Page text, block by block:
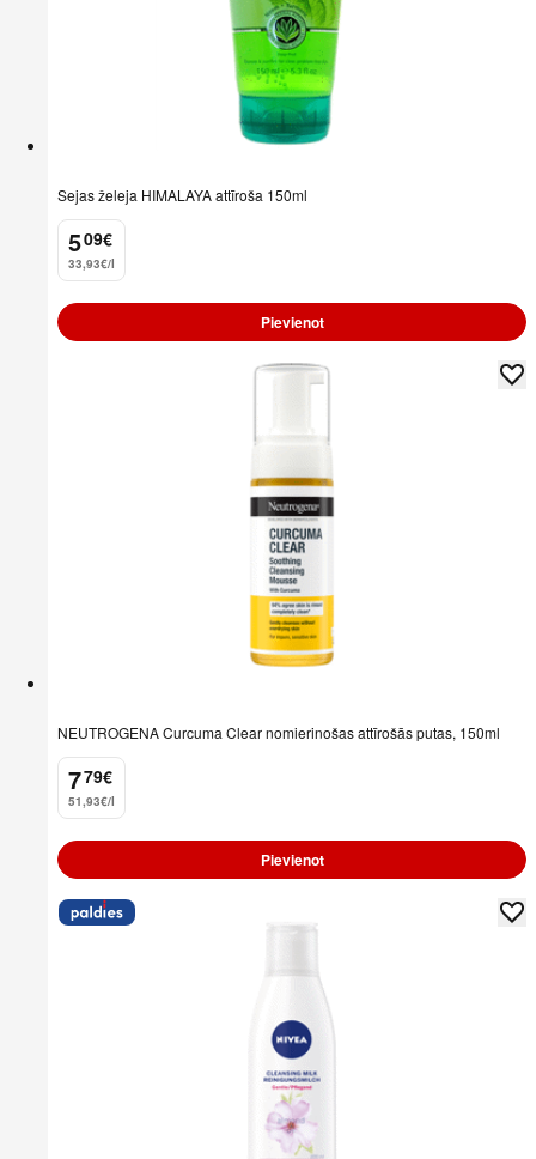
Sejas želeja HIMALAYA attīroša 150ml
5
. 09€
33,93€/l
Pievienot
NEUTROGENA Curcuma Clear nomierinošas attīrošās putas, 150ml
7
. 79€
51,93€/l
Pievienot